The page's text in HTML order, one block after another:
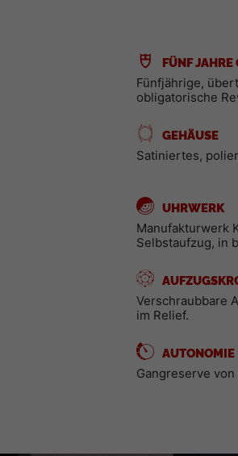
FÜNF
Fünfjährige,
obligatorische
GEHÄUSE
Satiniertes,
UHRWERK
Manufakturwerk
Selbstaufzug, in
Verschraubbare
im Relief.
AUTONOMIE
Gangreserve